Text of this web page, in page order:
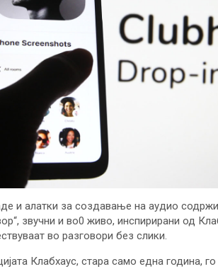
и алатки за создавање на аудио
звучни и во0 живо, инспирирани од
во разговори без слики.
Клабхаус, стара само една година,